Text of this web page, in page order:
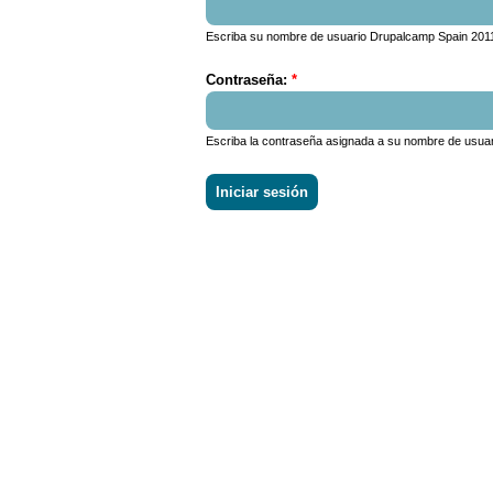
Escriba su nombre de usuario Drupalcamp Spain 2011.
Contraseña: *
Escriba la contraseña asignada a su nombre de